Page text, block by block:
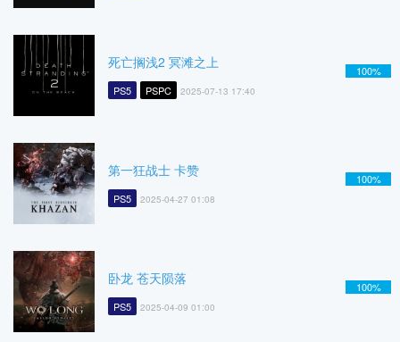
死亡搁浅2 冥滩之上
PS5 PSPC 2025-07-13 17:40
100%
第一狂战士 卡赞
PS5 2025-04-27 01:08
100%
卧龙 苍天陨落
PS5 2025-04-09 01:00
100%